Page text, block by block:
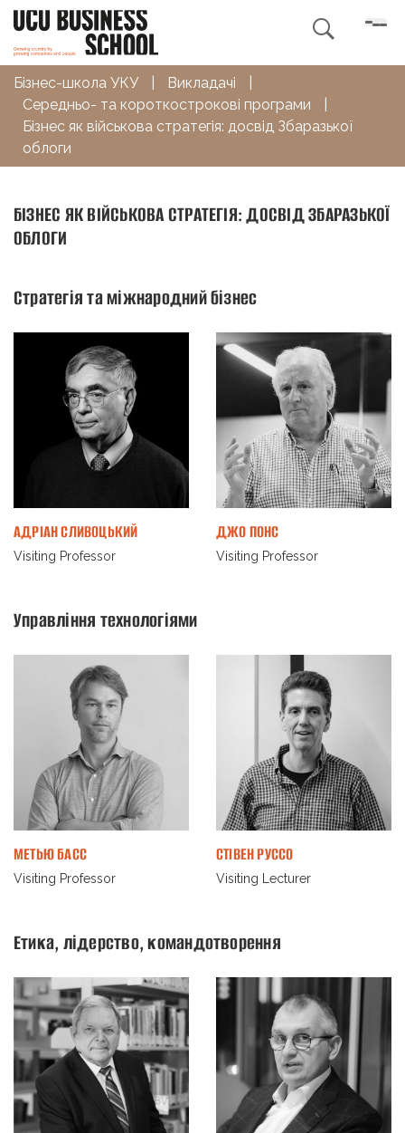

Бізнес-школа УКУ Викладачі
Середньо- та короткострокові програми
Бізнес як військова стратегія: досвід Збаразької
облоги
БІЗНЕС ЯК ВІЙСЬКОВА СТРАТЕГІЯ: ДОСВІД ЗБАРАЗЬКОЇ
ОБЛОГИ
Стратегія та міжнародний бізнес
АДРІАН СЛИВОЦЬКИЙ
Visiting Professor
ДЖО ПОНС
Visiting Professor
Управління технологіями
МЕТЬЮ БАСС
Visiting Professor
СТІВЕН РУCСО
Visiting Lecturer
Етика, лідерство, командотворення